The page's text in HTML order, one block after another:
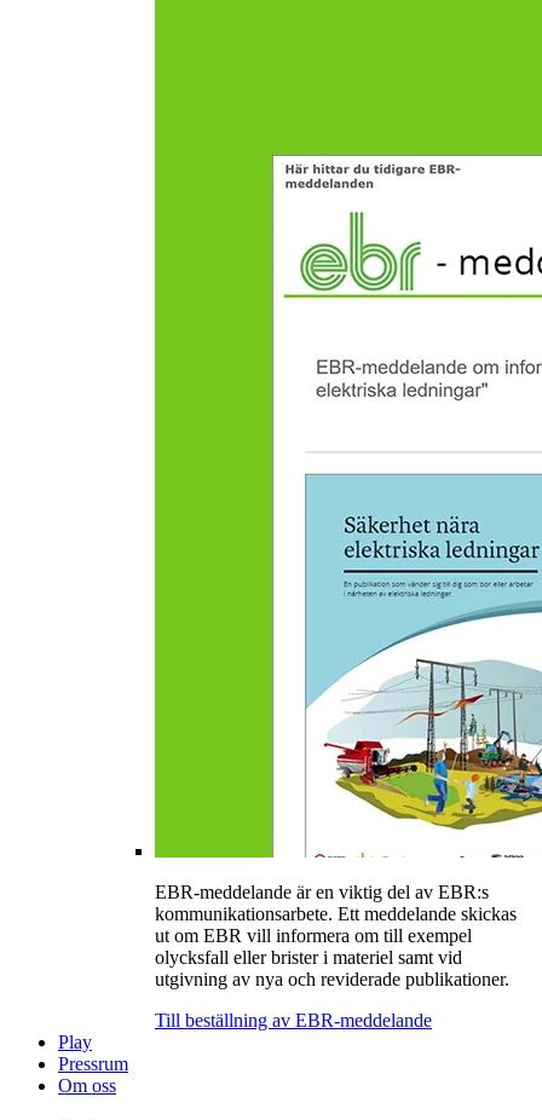
EBR-meddelande är en viktig del av EBR:s
kommunikationsarbete. Ett meddelande skickas
ut om EBR vill informera om till exempel
olycksfall eller brister i materiel samt vid
utgivning av nya och reviderade publikationer.
Till beställning av EBR-meddelande
Play
Pressrum
Om oss